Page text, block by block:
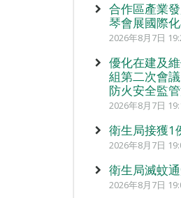
合作區產業
琴會展國際
2026年8月7日
優化在建及
組第二次會
防火安全監
2026年8月7日
衛生局接獲1
2026年8月7日
衛生局滅蚊
2026年8月7日